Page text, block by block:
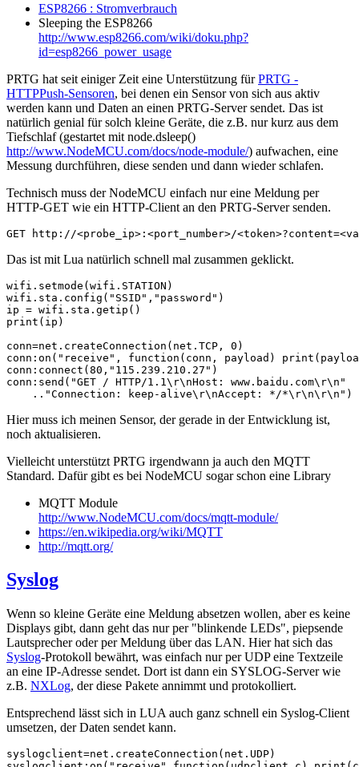
ESP8266 : Stromverbrauch
Sleeping the ESP8266
http://www.esp8266.com/wiki/doku.php?
id=esp8266_power_usage
PRTG hat seit einiger Zeit eine Unterstützung fürPRTG -
HTTPPush-Sensoren, bei denen ein Sensor von sich aus aktiv
werden kann und Daten an einen PRTG-Server sendet. Das ist
natürlich genial für solch kleine Geräte, die z.B. nur kurz aus dem
Tiefschlaf (gestartet mit node.dsleep()
http://www.NodeMCU.com/docs/node-module/) aufwachen, eine
Messung durchführen, diese senden und dann wieder schlafen.
Technisch muss der NodeMCU einfach nur eine Meldung per
HTTP-GET wie ein HTTP-Client an den PRTG-Server senden.
GET http://<probe_ip>:<port_number>/
Das ist mit Lua natürlich schnell mal zusammen geklickt.
wifi.setmode(wifi.STATION)
wifi.sta.config("SSID","password")
ip = wifi.sta.getip()
print(ip)
conn=net.createConnection(net.TCP, 0)
conn:on("receive", function(conn, payload)
conn:connect(80,"115.239.210.27")
conn:send("GET / HTTP/1.1\r\nHost: www.baidu.com\r\n"
    .."Connection: keep-alive\r\nAccept: */*\r\n\r\n")
Hier muss ich meinen Sensor, der gerade in der Entwicklung ist,
noch aktualisieren.
Vielleicht unterstützt PRTG irgendwann ja auch den MQTT
Standard. Dafür gibt es bei NodeMCU sogar schon eine Library
MQTT Module
http://www.NodeMCU.com/docs/mqtt-module/
https://en.wikipedia.org/wiki/MQTT
http://mqtt.org/
Syslog
Wenn so kleine Geräte eine Meldung absetzen wollen, aber es keine
Displays gibt, dann geht das nur per "blinkende LEDs", piepsende
Lautsprecher oder per Meldung über das LAN. Hier hat sich das
Syslog-Protokoll bewährt, was einfach nur per UDP eine Textzeile
an eine IP-Adresse sendet. Dort ist dann ein SYSLOG-Server wie
z.B. NXLog, der diese Pakete annimmt und protokolliert.
Entsprechend lässt sich in LUA auch ganz schnell ein Syslog-Client
umsetzen, der Daten sendet kann.
syslogclient=net.createConnection(net.UDP)